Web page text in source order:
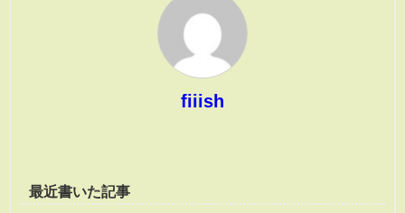
fiiish
最近書いた記事